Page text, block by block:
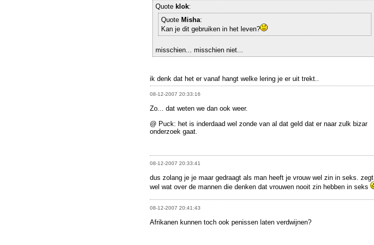
Quote klok:
Quote Misha:
Kan je dit gebruiken in het leven?
misschien... misschien niet...
ik denk dat het er vanaf hangt welke lering je er uit trekt..
08-12-2007 20:33:16
Zo... dat weten we dan ook weer.
@ Puck: het is inderdaad wel zonde van al dat geld dat er naar zulk bizar
onderzoek gaat.
08-12-2007 20:33:41
dus zolang je je maar gedraagt als man heeft je vrouw wel zin in seks. zegt
wel wat over de mannen die denken dat vrouwen nooit zin hebben in seks
08-12-2007 20:41:43
Afrikanen kunnen toch ook penissen laten verdwijnen?